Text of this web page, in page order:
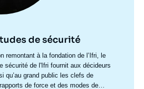
de sécurité
remontant à la fondation de l’Ifri, le
sécurité de l'Ifri fournit aux décideurs
qu’au grand public les clefs de
de force et des modes de